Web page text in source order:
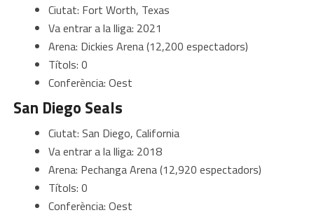
Ciutat: Fort Worth, Texas
Va entrar a la lliga: 2021
Arena: Dickies Arena (12,200 espectadors)
Títols: 0
Conferència: Oest
San Diego Seals
Ciutat: San Diego, California
Va entrar a la lliga: 2018
Arena: Pechanga Arena (12,920 espectadors)
Títols: 0
Conferència: Oest